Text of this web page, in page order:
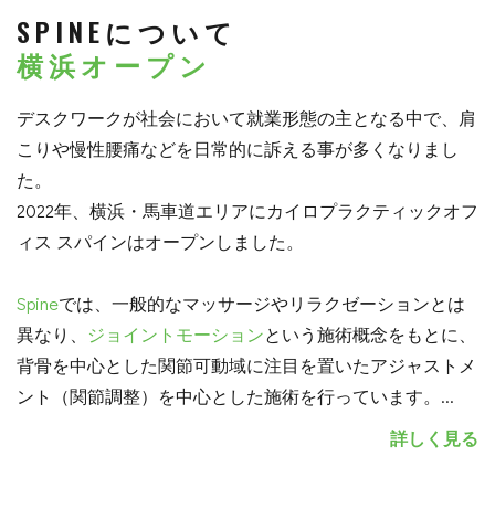
SPINEについて
横浜オープン
デスクワークが社会において就業形態の主となる中で、肩
こりや慢性腰痛などを日常的に訴える事が多くなりまし
た。
2022年、横浜・馬車道エリアにカイロプラクティックオフ
ィス スパインはオープンしました。
Spineでは、一般的なマッサージやリラクゼーションとは
異なり、 ジョイントモーションという施術概念をもとに、
背骨を中心とした関節可動域に注目を置いたアジャストメ
ント（関節調整）を中心とした施術を行っています。 ...
詳しく見る